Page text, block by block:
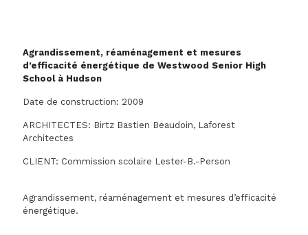
Agrandissement, réaménagement et mesures
d’efficacité énergétique de Westwood Senior High
School à Hudson
Date de construction: 2009
ARCHITECTES: Birtz Bastien Beaudoin, Laforest
Architectes
CLIENT: Commission scolaire Lester-B.-Person
Agrandissement, réaménagement et mesures d’efficacité
énergétique.